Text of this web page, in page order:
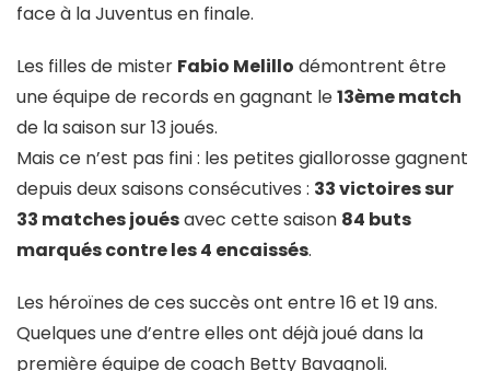
face à la Juventus en finale.
Les filles de mister Fabio Melillo démontrent être
une équipe de records en gagnant le13ème match
de la saison sur 13 joués.
Mais ce n’est pas fini : les petites giallorosse gagnent
depuis deux saisons consécutives : 33 victoires sur
33 matches jouésavec cette saison 84 buts
marqués contre les 4 encaissés.
Les héroïnes de ces succès ont entre 16 et 19 ans.
Quelques une d’entre elles ont déjà joué dans la
première équipe de coach Betty Bavagnoli.